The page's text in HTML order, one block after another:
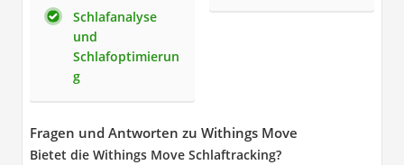
Schlafanalyse
und
Schlafoptimierun
g
Fragen und Antworten zu Withings Move
Bietet die Withings Move Schlaftracking?